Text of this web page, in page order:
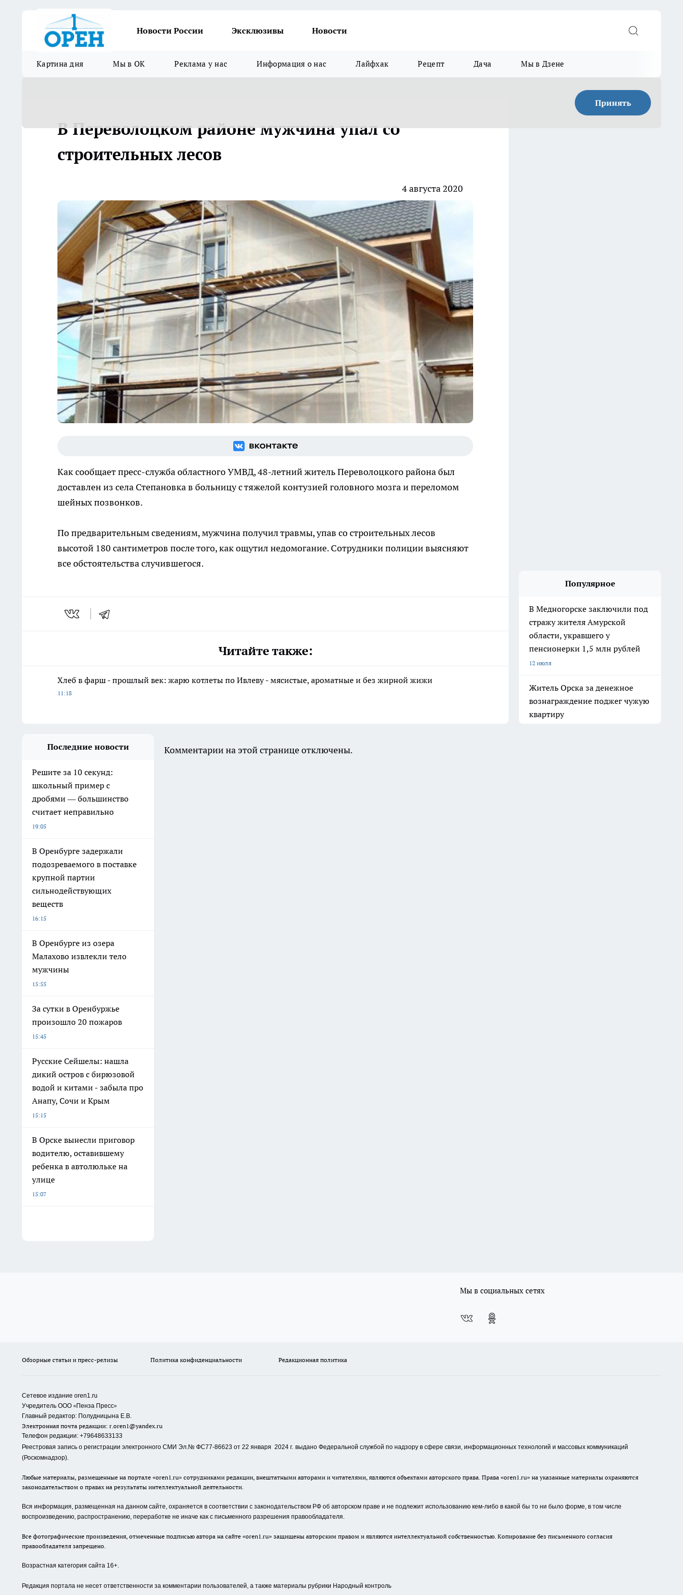
Новости России Эксклюзивы Новости
Картина дня Мы в ОК Реклама у нас Информация о нас Лайфхак Рецепт Дача Мы в Дзене
Принять
В Переволоцком районе мужчина упал со
строительных лесов
4 августа 2020
Как сообщает пресс-служба областного УМВД, 48-летний житель Переволоцкого района был
доставлен из села Степановка в больницу с тяжелой контузией головного мозга и переломом
шейных позвонков.
По предварительным сведениям, мужчина получил травмы, упав со строительных лесов
высотой 180 сантиметров после того, как ощутил недомогание. Сотрудники полиции выясняют
все обстоятельства случившегося.
Читайте также:
Хлеб в фарш - прошлый век: жарю котлеты по Ивлеву - мясистые, ароматные и без жирной жижи
11:18
Популярное
В Медногорске заключили под
стражу жителя Амурской
области, укравшего у
пенсионерки 1,5 млн рублей
12 июля
Житель Орска за денежное
вознаграждение поджег чужую
квартиру
Последние новости
Решите за 10 секунд:
школьный пример с
дробями — большинство
считает неправильно
19:05
В Оренбурге задержали
подозреваемого в поставке
крупной партии
сильнодействующих
веществ
16:15
В Оренбурге из озера
Малахово извлекли тело
мужчины
15:55
За сутки в Оренбуржье
произошло 20 пожаров
15:45
Русские Сейшелы: нашла
дикий остров с бирюзовой
водой и китами - забыла про
Анапу, Сочи и Крым
15:15
В Орске вынесли приговор
водителю, оставившему
ребенка в автолюльке на
улице
15:07
Комментарии на этой странице отключены.
Мы в социальных сетях
Обзорные статьи и пресс-релизы Политика конфиденциальности Редакционная политика
Сетевое издание oren1.ru
Учредитель ООО «Пенза Пресс»
Главный редактор: Полудницына Е.В.
Электронная почта редакции: r.oren1@yandex.ru
Телефон редакции: +79648633133
Реестровая запись о регистрации электронного СМИ Эл.№ ФС77-86623 от 22 января 2024 г. выдано Федеральной службой по надзору в сфере связи, информационных технологий и массовых коммуникаций
(Роскомнадзор).
Любые материалы, размещенные на портале «oren1.ru» сотрудниками редакции, внештатными авторами и читателями, являются объектами авторского права. Права «oren1.ru» на указанные материалы охраняются
законодательством о правах на результаты интеллектуальной деятельности.
Вся информация, размещенная на данном сайте, охраняется в соответствии с законодательством РФ об авторском праве и не подлежит использованию кем-либо в какой бы то ни было форме, в том числе
воспроизведению, распространению, переработке не иначе как с письменного разрешения правообладателя.
Все фотографические произведения, отмеченные подписью автора на сайте «oren1.ru» защищены авторским правом и являются интеллектуальной собственностью. Копирование без письменного согласия
правообладателя запрещено.
Возрастная категория сайта 16+.
Редакция портала не несет ответственности за комментарии пользователей, а также материалы рубрики Народный контроль